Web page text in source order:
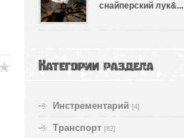
снайперский лук&...
Категории раздела
Инстрементарий [4]
Транспорт [82]